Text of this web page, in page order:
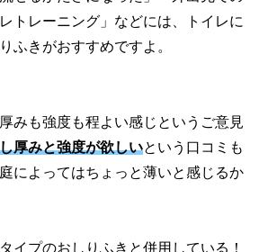
トレーニング」などには、トイレに
ふきがおすすめですよ。
みも強度も程よい感じというご意見
厚みと強度が欲しい という口コミも
によってはちょっと薄いと感じるか
イプのおしりふきと併用している！